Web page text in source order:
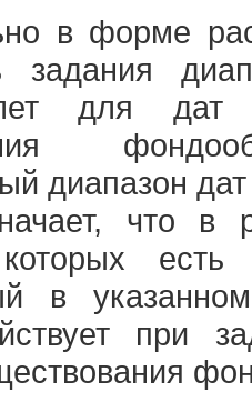
в форме
задания
для
диапазон
что в
есть
в
при